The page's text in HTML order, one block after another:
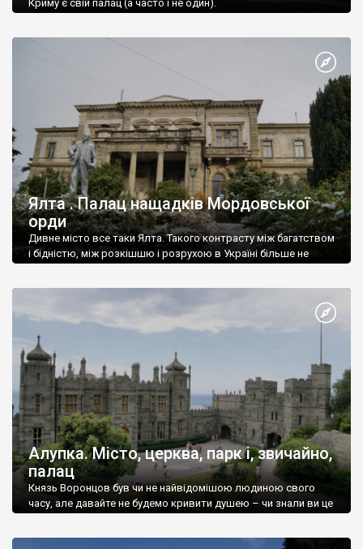
Криму є свій палац (а часто і не один).
Ялта . Палац нащадків Мордовської
орди
Дивне місто все таки Ялта. Такого контрасту між багатством
і бідністю, між розкішшю і розрухою в Україні більше не
Алупка. Місто, церква, парк і, звичайно,
палац
Князь Воронцов був чи не найвідомішою людиною свого
часу, але давайте не будемо кривити душею – чи знали ви це